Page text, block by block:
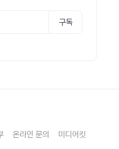
구독
온라인 문의 미디어킷